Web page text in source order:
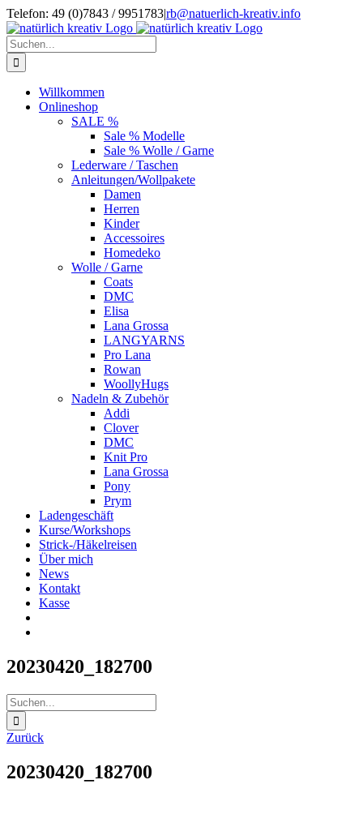
Zum
Inhalt
springen
Telefon: 49 (0)7843 / 9951783|rb@natuerlich-kreativ.info
Suche
nach:
Willkommen
Onlineshop
SALE %
Sale % Modelle
Sale % Wolle / Garne
Lederware / Taschen
Anleitungen/Wollpakete
Damen
Herren
Kinder
Accessoires
Homedeko
Wolle / Garne
Coats
DMC
Elisa
Lana Grossa
LANGYARNS
Pro Lana
Rowan
WoollyHugs
Nadeln & Zubehör
Addi
Clover
DMC
Knit Pro
Lana Grossa
Pony
Prym
Ladengeschäft
Kurse/Workshops
Strick-/Häkelreisen
Über mich
News
Kontakt
Kasse
20230420_182700
Suche
nach:
Zurück
20230420_182700